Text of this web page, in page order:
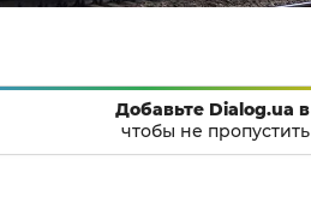
Добавьте Dialog.ua
чтобы не